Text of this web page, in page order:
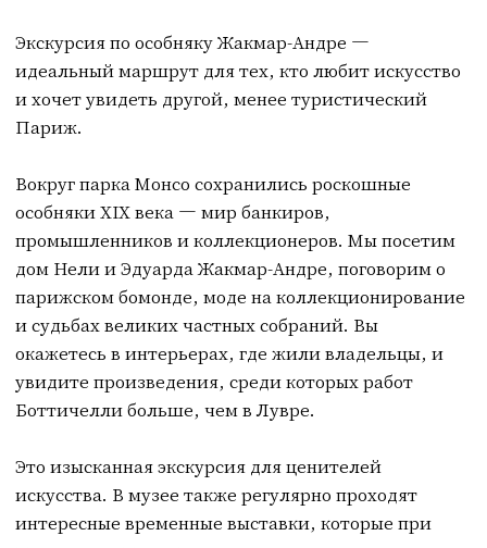
окажетесь в интерьерах, где жили владельцы, и
увидите произведения, среди которых работ
Боттичелли больше, чем в Лувре.
Это изысканная экскурсия для ценителей
искусства. В музее также регулярно проходят
желании можно включить в программу.
Стоимость экскурсии для группы до 4 человек:
300 €, билеты в стоимость не входят, вход без
очереди. Более 4 человек – доплата 40 € за каждого
Продолжительность:
2 - 2.5 часа
Оставить заявку